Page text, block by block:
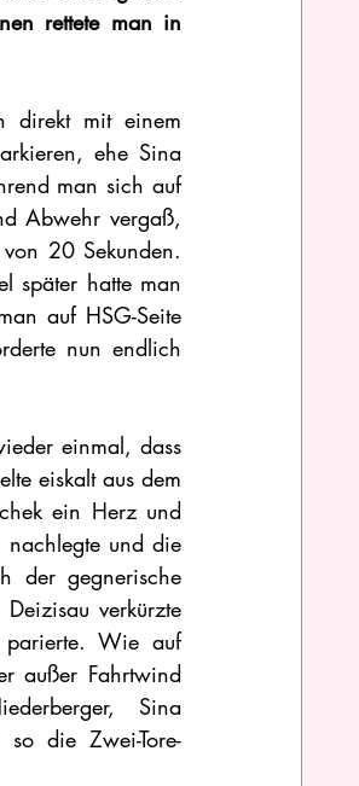
rettete man in
direkt mit einem
ehe Sina
man sich auf
Abwehr vergaß,
20 Sekunden.
später hatte man
auf HSG-Seite
nun endlich
einmal, dass
eiskalt aus dem
ein Herz und
nachlegte und die
der gegnerische
verkürzte
parierte. Wie auf
außer Fahrtwind
Sina
die Zwei-Tore-